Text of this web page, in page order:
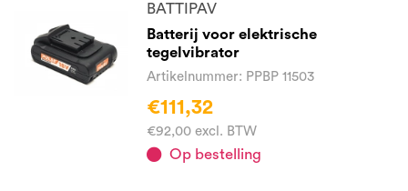
BATTIPAV
Batterij voor elektrische
tegelvibrator
Artikelnummer: PPBP 11503
€111,32
€92,00 excl. BTW
Op bestelling